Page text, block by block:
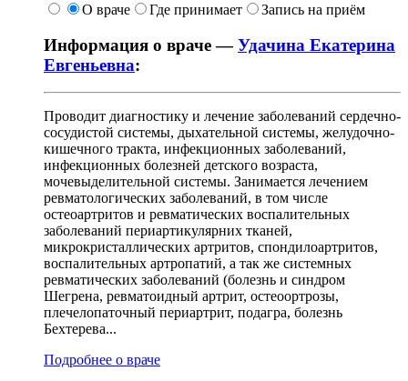
О враче
Где принимает Запись на приём
Информация о враче —Удачина Екатерина
Евгеньевна:
Проводит диагностику и лечение заболеваний сердечно-
сосудистой системы, дыхательной системы, желудочно-
кишечного тракта, инфекционных заболеваний,
инфекционных болезней детского возраста,
мочевыделительной системы. Занимается лечением
ревматологических заболеваний, в том числе
остеоартритов и ревматических воспалительных
заболеваний периартикулярних тканей,
микрокристаллических артритов, спондилоартритов,
воспалительных артропатий, а так же системных
ревматических заболеваний (болезнь и синдром
Шегрена, ревматоидный артрит, остеоортрозы,
плечелопаточный периартрит, подагра, болезнь
Бехтерева...
Подробнее о враче